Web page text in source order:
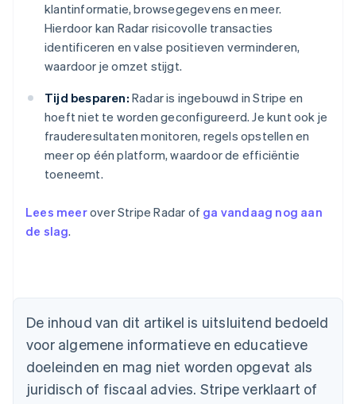
klantinformatie, browsegegevens en meer.
Hierdoor kan Radar risicovolle transacties
identificeren en valse positieven verminderen,
waardoor je omzet stijgt.
Tijd besparen: Radar is ingebouwd in Stripe en
hoeft niet te worden geconfigureerd. Je kunt ook je
frauderesultaten monitoren, regels opstellen en
meer op één platform, waardoor de efficiëntie
toeneemt.
Lees meerover Stripe Radar of ga vandaag nog aan
de slag.
De inhoud van dit artikel is uitsluitend bedoeld
voor algemene informatieve en educatieve
doeleinden en mag niet worden opgevat als
juridisch of fiscaal advies. Stripe verklaart of
België
Brazilië
PortuguêsEnglish
Bulgarije
English
Canada